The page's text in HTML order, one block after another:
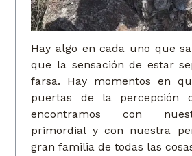
Hay algo en cada uno que
que la sensación de estar
farsa. Hay momentos en
puertas de la percepción
encontramos con
primordial y con nuestra
gran familia de todas las